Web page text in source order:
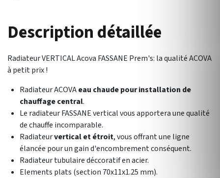
Description détaillée
Radiateur VERTICAL Acova FASSANE Prem's: la qualité ACOVA
à petit prix !
Radiateur ACOVAeau chaude pour installation de
chauffage central.
Le radiateur FASSANE vertical vous apportera une qualité
de chauffe incomparable.
Radiateurvertical et étroit, vous offrant une ligne
élancée pour un gain d'encombrement conséquent.
Radiateur tubulaire déccoratif en acier.
Elements plats (section 70x11x1.25 mm).